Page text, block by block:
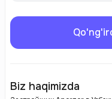
Biz haqimizda